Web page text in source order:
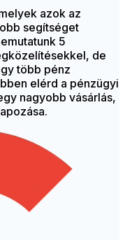
azok az
segítséget
5
de
több pénz
elérd a pénzügyi
nagyobb vásárlás,